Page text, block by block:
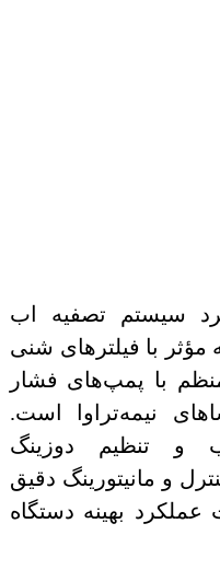
سیستم تصفیه اب
با فیلترهای شنی
با پمپ‌های فشار
نیمه‌تراوا است.
و تنظیم دوزینگ
و مانیتورینگ دقیق
بهینه دستگاه